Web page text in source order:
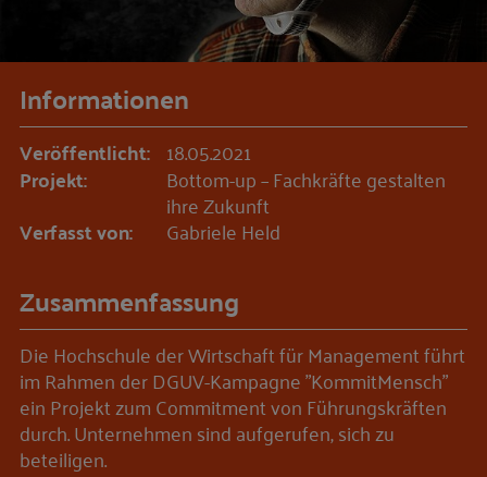
Informationen
Veröffentlicht: 18.05.2021
Projekt: Bottom-up – Fachkräfte gestalten
ihre Zukunft
Verfasst von: Gabriele Held
Zusammenfassung
Die Hochschule der Wirtschaft für Management führt
im Rahmen der DGUV-Kampagne "KommitMensch"
ein Projekt zum Commitment von Führungskräften
durch. Unternehmen sind aufgerufen, sich zu
beteiligen.